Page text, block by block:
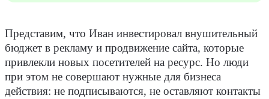
Представим, что Иван инвестировал внушительный
бюджет в рекламу и продвижение сайта, которые
привлекли новых посетителей на ресурс. Но люди
при этом не совершают нужные для бизнеса
действия: не подписываются, не оставляют контакты